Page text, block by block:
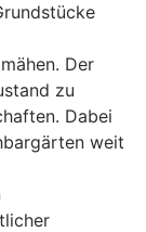
Der
zu
Dabei
weit